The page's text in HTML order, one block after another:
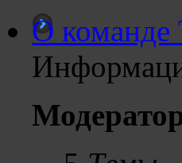
О команде